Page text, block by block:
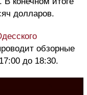
долларов.
обзорные
до 18:30.